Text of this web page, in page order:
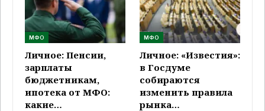
МФО
Личное: Пенсии,
зарплаты
бюджетникам,
ипотека от МФО:
какие…
МФО
Личное: «Известия»:
в Госдуме
собираются
изменить правила
рынка…